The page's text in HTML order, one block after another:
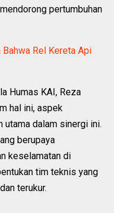
pertumbuhan
Rel Kereta Api
Humas KAI, Reza
hal ini, aspek
utama dalam sinergi ini.
berupaya
keselamatan di
tim teknis yang
terukur.